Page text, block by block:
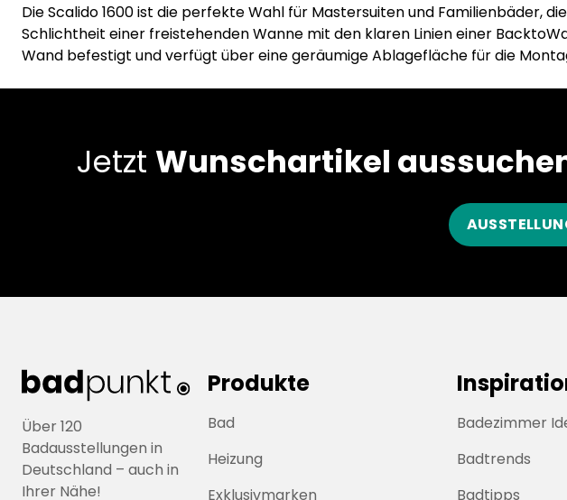
Die Scalido 1600 ist die perfekte Wahl für Mastersuiten und Familienbäder,
Schlichtheit einer freistehenden Wanne mit den klaren Linien einer
Wand befestigt und verfügt über eine geräumige Ablagefläche für die
Jetzt Wunschartikel
Über 120
Badausstellungen in
Deutschland – auch in
Ihrer Nähe!
Produkte
Bad
Heizung
Exklusivmarken
Badezimmer
Badtrends
Badtipps